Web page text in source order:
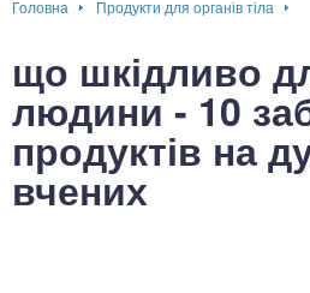
Головна Продукти для органів тіла
що шкідливо
людини - 10
продуктів на
вчених
ШКТ